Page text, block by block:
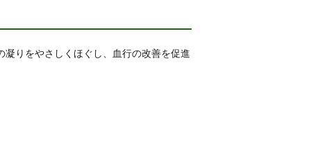
りをやさしくほぐし、血行の改善を促進